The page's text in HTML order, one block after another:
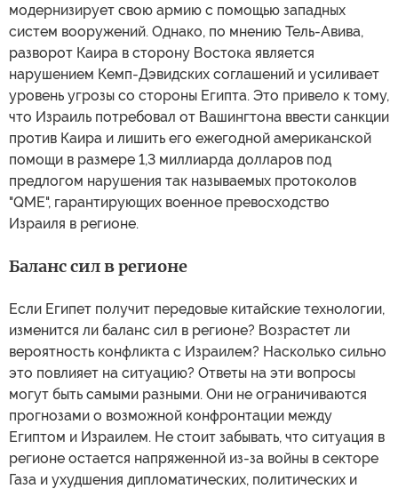
модернизирует свою армию с помощью западных
систем вооружений. Однако, по мнению Тель-Авива,
разворот Каира в сторону Востока является
нарушением Кемп-Дэвидских соглашений и усиливает
уровень угрозы со стороны Египта. Это привело к тому,
что Израиль потребовал от Вашингтона ввести санкции
против Каира и лишить его ежегодной американской
помощи в размере 1,3 миллиарда долларов под
предлогом нарушения так называемых протоколов
"QME", гарантирующих военное превосходство
Израиля в регионе.
Баланс сил в регионе
Если Египет получит передовые китайские технологии,
изменится ли баланс сил в регионе? Возрастет ли
вероятность конфликта с Израилем? Насколько сильно
это повлияет на ситуацию? Ответы на эти вопросы
могут быть самыми разными. Они не ограничиваются
прогнозами о возможной конфронтации между
Египтом и Израилем. Не стоит забывать, что ситуация в
регионе остается напряженной из-за войны в секторе
Газа и ухудшения дипломатических, политических и